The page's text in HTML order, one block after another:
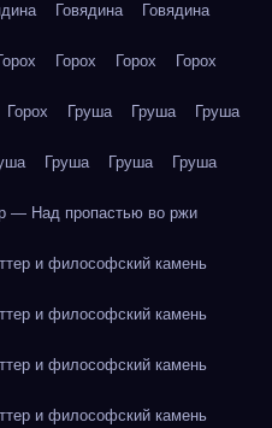
Говядина Говядина
Горох Горох Горох
Горох Груша Груша Груша
Груша Груша Груша
— Над пропастью во ржи
и философский камень
и философский камень
и философский камень
и философский камень